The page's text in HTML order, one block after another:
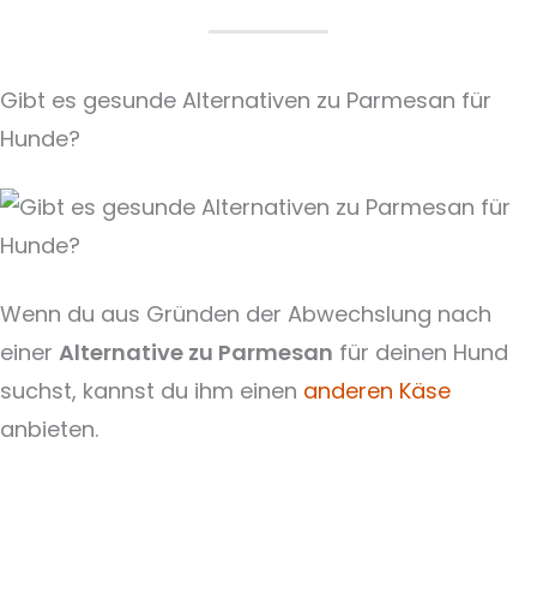
Gibt es gesunde Alternativen zu Parmesan für
Hunde?
Wenn du aus Gründen der Abwechslung nach
einer Alternative zu Parmesan für deinen Hund
suchst, kannst du ihm einen anderen Käse
anbieten.